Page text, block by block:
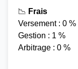
📉 Frais
Versement : 0 %
Gestion : 1 %
Arbitrage : 0 %